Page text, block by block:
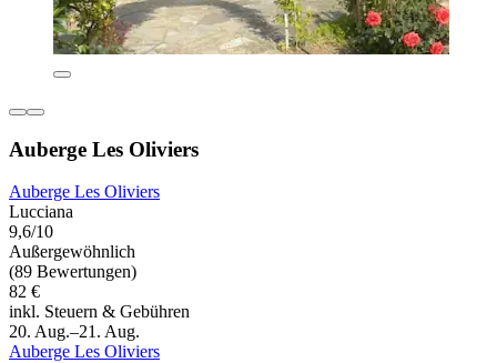
Auberge Les Oliviers
Auberge Les Oliviers
Lucciana
9,6/10
Außergewöhnlich
(89 Bewertungen)
82 €
inkl. Steuern & Gebühren
20. Aug.–21. Aug.
Auberge Les Oliviers